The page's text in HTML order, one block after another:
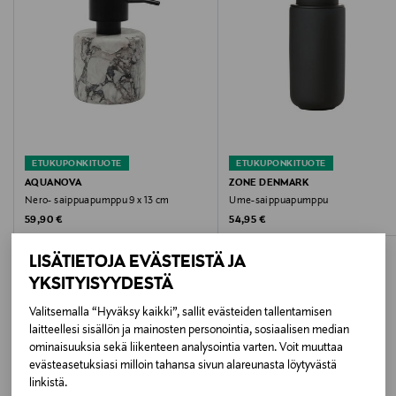
LISÄTIETOJA EVÄSTEISTÄ JA
YKSITYISYYDESTÄ
Valitsemalla “Hyväksy kaikki”, sallit evästeiden tallentamisen
laitteellesi sisällön ja mainosten personointia, sosiaalisen median
ominaisuuksia sekä liikenteen analysointia varten. Voit muuttaa
evästeasetuksiasi milloin tahansa sivun alareunasta löytyvästä
linkistä.
09 BLACK
One size
Valmistusmaa
Belgia
Valmistajan tuotenumero
Valmistaja
AQUANOVA N.V.
ETUKUPONKITUOTE
AQUANOVA
Nero- saippuapumppu 9 x 13 cm
Original Price
59,90 €
ETUKUPONKITUOTE
ZONE DENMARK
Ume-saippuapumppu
Original Price
54,95 €
LISÄÄ KIINNOSTAVIA
TUOTTEITA